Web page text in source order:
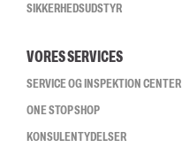
SIKKERHEDSUDSTYR
VORES SERVICES
SERVICE OG INSPEKTION CENTER
ONE STOP SHOP
KONSULENTYDELSER